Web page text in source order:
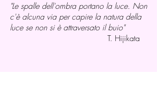
"Le spalle dell'ombra portano la luce. Non
c'è alcuna via per capire la natura della
luce se non si è attraversato il buio"
T. Hijikata